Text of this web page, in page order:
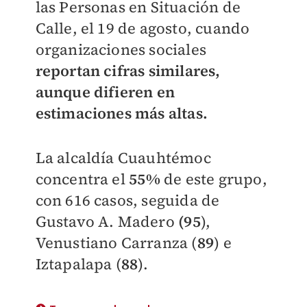
las Personas en Situación de
Calle, el 19 de agosto, cuando
organizaciones sociales
reportan cifras similares,
aunque difieren en
estimaciones más altas.
La alcaldía Cuauhtémoc
concentra el 55% de este grupo,
con 616 casos, seguida de
Gustavo A. Madero (95),
Venustiano Carranza (89) e
Iztapalapa (88).